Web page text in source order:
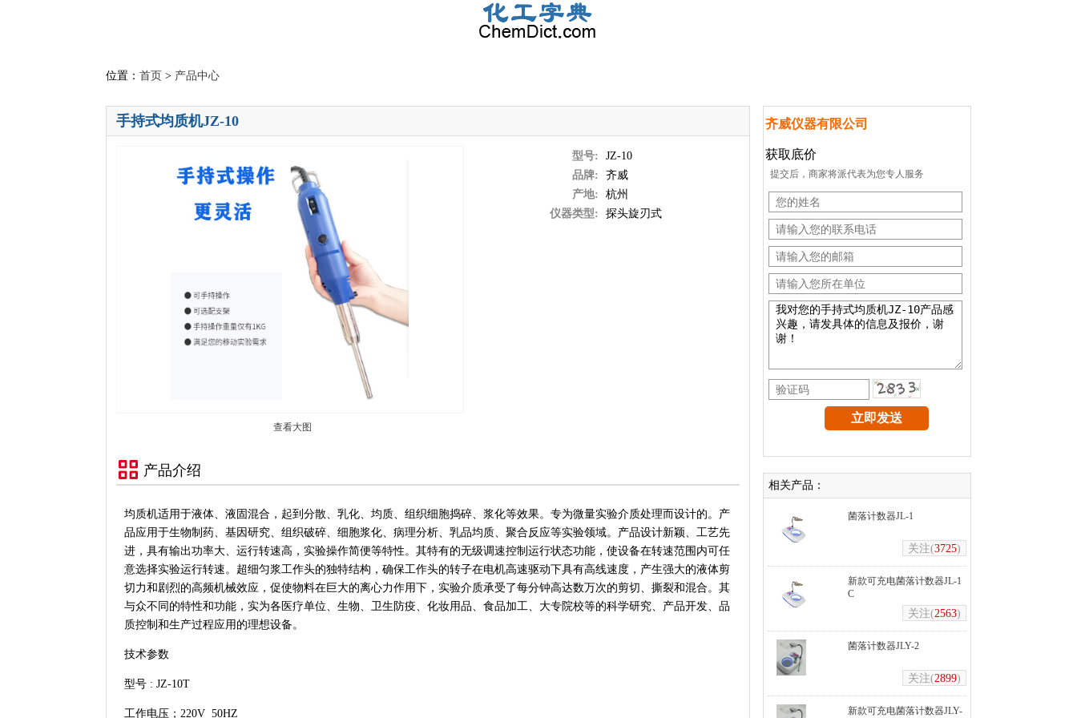
位置： 首页 > 产品中心
手持式均质机JZ-10
查看大图
型号:
JZ-10
品牌:
齐威
产地:
杭州
仪器类型:
探头旋刃式
产品介绍
均质机适用于液体、液固混合，起到分散、乳化、均质、组织细胞捣碎、浆化等效果。专为微量实验介质处理而设计的。产
品应用于生物制药、基因研究、组织破碎、细胞浆化、病理分析、乳品均质、聚合反应等实验领域。产品设计新颖、工艺先
进，具有输出功率大、运行转速高，实验操作简便等特性。其特有的无级调速控制运行状态功能，使设备在转速范围内可任
意选择实验运行转速。超细匀浆工作头的独特结构，确保工作头的转子在电机高速驱动下具有高线速度，产生强大的液体剪
切力和剧烈的高频机械效应，促使物料在巨大的离心力作用下，实验介质承受了每分钟高达数万次的剪切、撕裂和混合。其
与众不同的特性和功能，实为各医疗单位、生物、卫生防疫、化妆用品、食品加工、大专院校等的科学研究、产品开发、品
质控制和生产过程应用的理想设备。
技术参数
型号 : JZ-10T
工作电压；220V 50HZ
齐威仪器有限公司
获取底价
提交后，商家将派代表为您专人服务
相关产品：
菌落计数器JL-1
关注(3725)
新款可充电菌落计数器JL-1
C
关注(2563)
菌落计数器JLY-2
关注(2899)
新款可充电菌落计数器JLY-